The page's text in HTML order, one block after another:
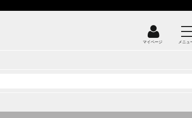
マイページ メニュ